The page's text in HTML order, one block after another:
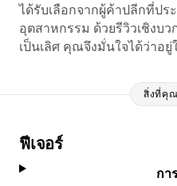
ได้รับเลือกจากผู้ค้าปลีกที่ปร
อุตสาหกรรม ด้วยรีวิวเชิงบ
เป็นเลิศ คุณจึงมั่นใจได้ว่าอ
สิ่งที่คุ
ฟีเจอร์
กา